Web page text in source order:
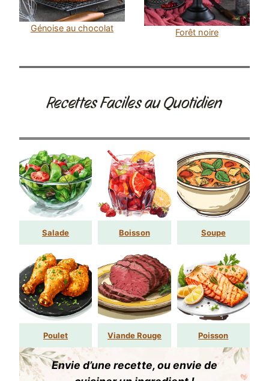
Génoise au chocolat Forêt noire
Recettes Faciles au Quotidien
Salade Boisson Soupe
Poulet Viande Rouge Poisson
Envie d’une recette, ou envie de